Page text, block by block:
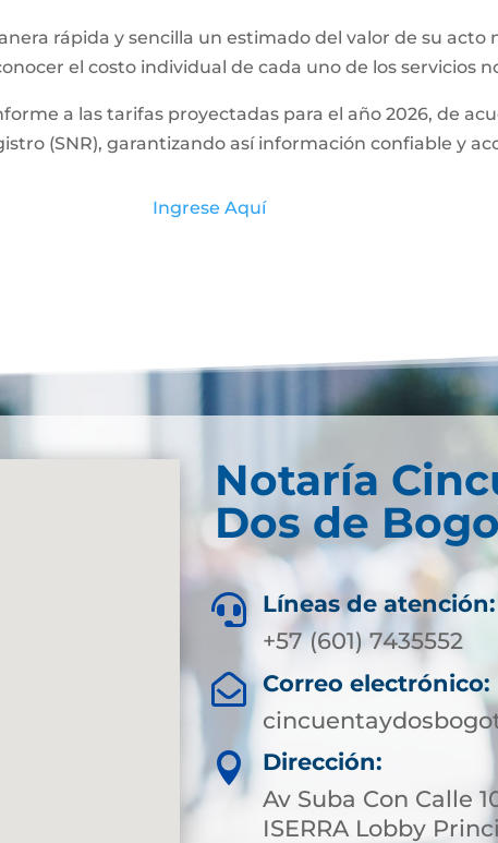
rápida y sencilla un estimado del valor de su acto
el costo individual de cada uno de los servicios
a las tarifas proyectadas para el año 2026, de
(SNR), garantizando así información confiable y
Ingrese Aquí
Notaría
Dos de

Líneas de atención:
+57 (601) 7435552

Correo electrónico:

Dirección:
Av Suba Con Calle
ISERRA Lobby